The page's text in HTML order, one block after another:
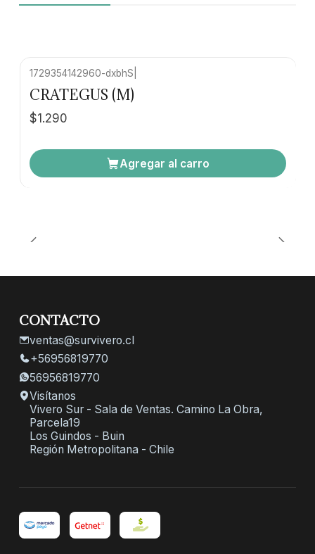
1729354142960-dxbhS
CRATEGUS (M)
$1.290
Agregar al carro
CONTACTO
ventas@survivero.cl
+56956819770
56956819770
Visítanos
Vivero Sur - Sala de Ventas. Camino La Obra,
Parcela19
Los Guindos - Buin
Región Metropolitana - Chile